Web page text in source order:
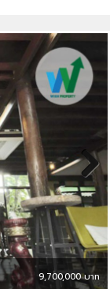
Next
9,700,000 บาท